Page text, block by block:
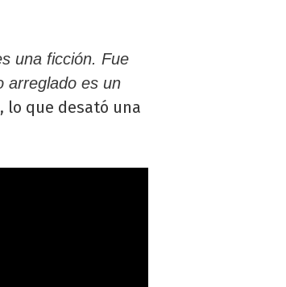
una ficción. Fue
arreglado es un
lo que desató una